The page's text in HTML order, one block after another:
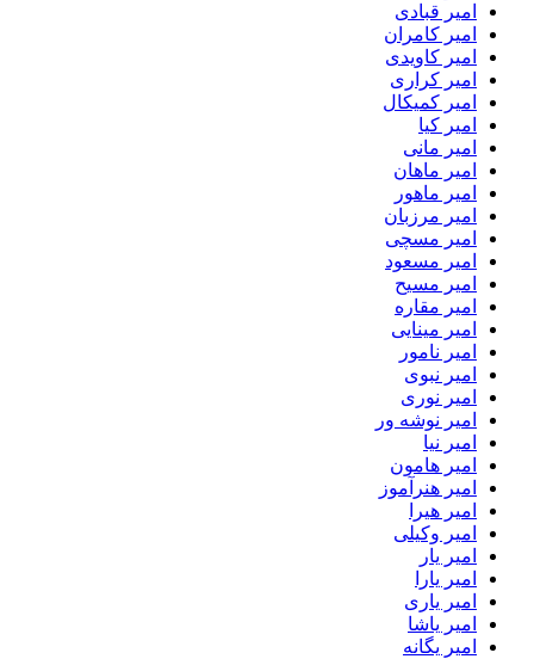
امیر قبادی
امیر کامران
امیر کاویدی
امیر کراری
امیر کمیکال
امیر کیا
امیر مانی
امیر ماهان
امیر ماهور
امیر مرزبان
امیر مسچی
امیر مسعود
امیر مسیح
امیر مقاره
امیر مینایی
امیر نامور
امیر نبوی
امیر نوری
امیر نوشه ور
امیر نیا
امیر هامون
امیر هنرآموز
امیر هیرا
امیر وکیلی
امیر یار
امیر یارا
امیر یاری
امیر یاشا
امیر یگانه